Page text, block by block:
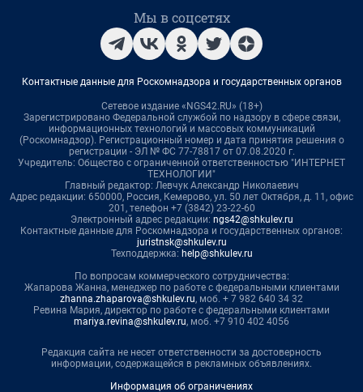
Мы в соцсетях
Контактные данные для Роскомнадзора и государственных органов
Сетевое издание «NGS42.RU» (18+)
Зарегистрировано Федеральной службой по надзору в сфере связи,
информационных технологий и массовых коммуникаций
(Роскомнадзор). Регистрационный номер и дата принятия решения о
регистрации - ЭЛ № ФС 77-78817 от 07.08.2020 г.
Учредитель: Общество с ограниченной ответственностью "ИНТЕРНЕТ
ТЕХНОЛОГИИ"
Главный редактор: Левчук Александр Николаевич
Адрес редакции: 650000, Россия, Кемерово, ул. 50 лет Октября, д. 11, офис
201, телефон +7 (3842) 23-22-60
Электронный адрес редакции: ngs42@shkulev.ru
Контактные данные для Роскомнадзора и государственных органов:
juristnsk@shkulev.ru
Техподдержка: help@shkulev.ru
По вопросам коммерческого сотрудничества:
Жапарова Жанна, менеджер по работе с федеральными клиентами
zhanna.zhaparova@shkulev.ru, моб. + 7 982 640 34 32
Ревина Мария, директор по работе с федеральными клиентами
mariya.revina@shkulev.ru, моб. +7 910 402 4056
Редакция сайта не несет ответственности за достоверность
информации, содержащейся в рекламных объявлениях.
Информация об ограничениях